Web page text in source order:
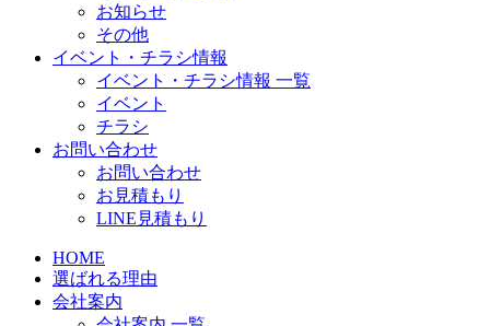
お知らせ
その他
イベント・チラシ情報
イベント・チラシ情報 一覧
イベント
チラシ
お問い合わせ
お問い合わせ
お見積もり
LINE見積もり
HOME
選ばれる理由
会社案内